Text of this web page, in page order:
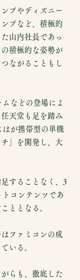
プやディズニー
プなど、積極的
山内社長であっ
積極的な姿勢が
ながることもし
などの登場によ
天堂も足を踏み
はが携帯型の単機
」を開発し、大
することなく、3
コンテンツであ
ととなる。
ファミコンの成
いる。
らも、徹底した